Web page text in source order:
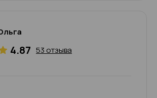
4.87 53 отзыва